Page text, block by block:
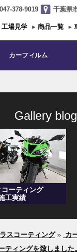
378-9019 千葉県
工場見学 ▸ 商品一覧 ▸
カーフィルム
Gallery
ーティング
工実績
スコーティング» カ
ィングを致しまし